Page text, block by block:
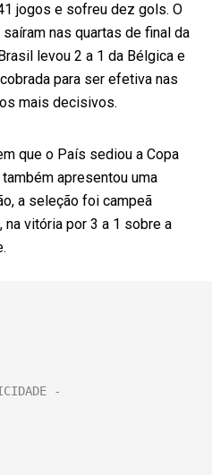
jogos e sofreu dez gols. O
nas quartas de final da
levou 2 a 1 da Bélgica e
para ser efetiva nas
mais decisivos.
que o País sediou a Copa
apresentou uma
a seleção foi campeã
vitória por 3 a 1 sobre a